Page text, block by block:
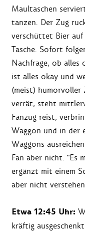
Maultaschen
tanzen. Der Zug
verschüttet Bier auf
Tasche. Sofort
Nachfrage, ob alles
ist alles okay und
(meist)
verrät, steht
Fanzug reist,
Waggon und in der
Waggons
Fan aber nicht. "Es
ergänzt mit einem
aber nicht
Etwa 12:45 Uhr:
kräftig